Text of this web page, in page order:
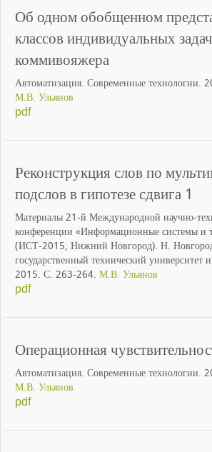
Об одном обобщенном
классов индивидуальных задач
коммивояжера
Автоматизация. Современные
М.В. Ульянов
pdf
Реконструкция слов по
подслов в гипотезе сдвига 1
Материалы 21-й Международной научно-
конференции «Информационные системы и
(ИСТ-2015, Нижний Новгород). Н.
государственный технический университет
2015. С. 263-264. М.В. Ульянов
pdf
Операционная
Автоматизация. Современные
М.В. Ульянов
pdf